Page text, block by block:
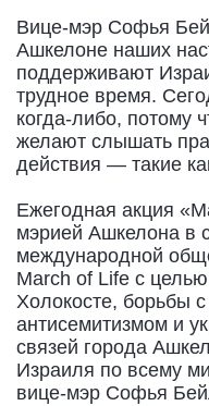
Вице-мэр Софья
Ашкелоне наших
поддерживают
трудное время.
когда-либо, потому
желают слышать
действия — такие
Ежегодная акция
мэрией Ашкелона в
международной
March of Life с
Холокосте, борьбы
антисемитизмом и
связей города
Израиля по всему
вице-мэр Софья